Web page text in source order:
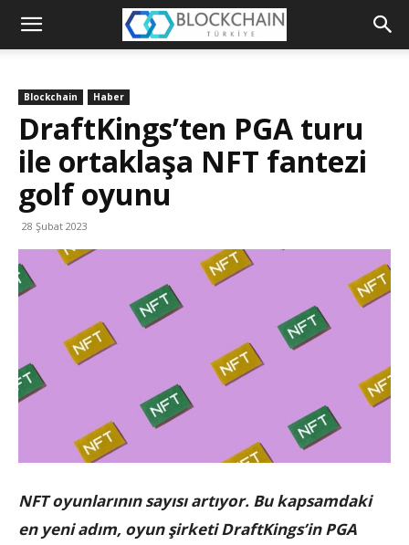
Blockchain
Blockchain Haber
DraftKings’ten PGA turu
ile ortaklaşa NFT fantezi
golf oyunu
28 Şubat 2023
NFT oyunlarının sayısı artıyor. Bu kapsamdaki
en yeni adım, oyun şirketi DraftKings’in PGA